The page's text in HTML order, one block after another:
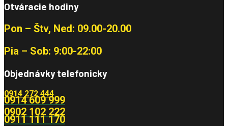
Otváracie hodiny
Pon – Štv, Ned: 09.00-20.00
Pia – Sob: 9:00-22:00
Objednávky telefonicky
0914 272 444
0914 609 999
0902 102 222
0911 111 170